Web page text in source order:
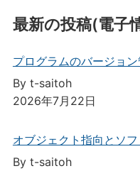
最新の投稿(電子
プログラムのバージョ
By t-saitoh
2026年7月22日
オブジェクト指向とソ
By t-saitoh